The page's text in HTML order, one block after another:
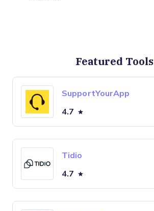
Featured Tools
SupportYourApp
4.7
Tidio
4.7